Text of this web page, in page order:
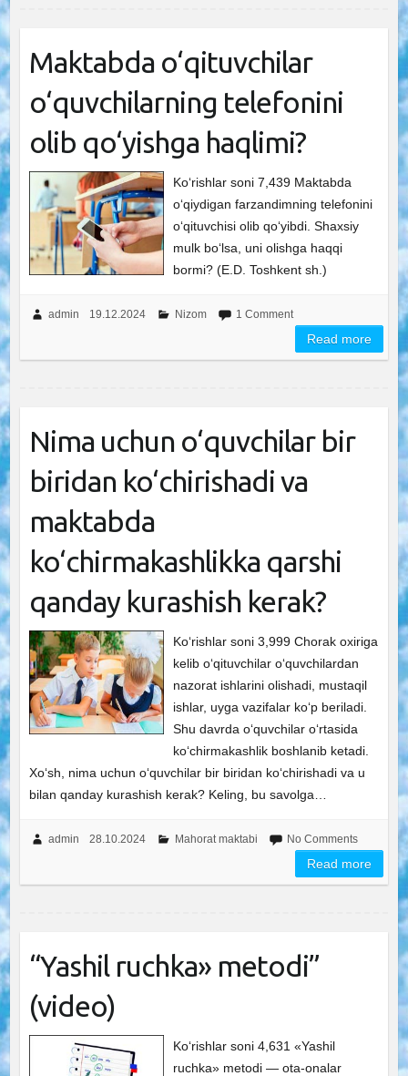
Maktabda o‘qituvchilar
o‘quvchilarning telefonini
olib qo‘yishga haqlimi?
Ko‘rishlar soni 7,439 Maktabda
o‘qiydigan farzandimning telefonini
o‘qituvchisi olib qo‘yibdi. Shaxsiy
mulk bo‘lsa, uni olishga haqqi
bormi? (E.D. Toshkent sh.)
admin 19.12.2024 Nizom 1 Comment
Read more
Nima uchun o‘quvchilar bir
biridan ko‘chirishadi va
maktabda
ko‘chirmakashlikka qarshi
qanday kurashish kerak?
Ko‘rishlar soni 3,999 Chorak oxiriga
kelib o‘qituvchilar o‘quvchilardan
nazorat ishlarini olishadi, mustaqil
ishlar, uyga vazifalar ko‘p beriladi.
Shu davrda o‘quvchilar o‘rtasida
ko‘chirmakashlik boshlanib ketadi.
Xo‘sh, nima uchun o‘quvchilar bir biridan ko‘chirishadi va u
bilan qanday kurashish kerak? Keling, bu savolga…
admin 28.10.2024 Mahorat maktabi No Comments
Read more
“Yashil ruchka» metodi”
(video)
Ko‘rishlar soni 4,631 «Yashil
ruchka» metodi — ota-onalar